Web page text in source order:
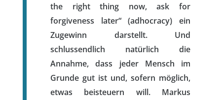
the right thing now, ask for
forgiveness later“ (adhocracy) ein
Zugewinn darstellt. Und
schlussendlich natürlich die
Annahme, dass jeder Mensch im
Grunde gut ist und, sofern möglich,
etwas beisteuern will. Markus